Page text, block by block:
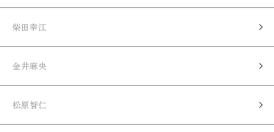
柴田幸江
金井麻央
松原智仁